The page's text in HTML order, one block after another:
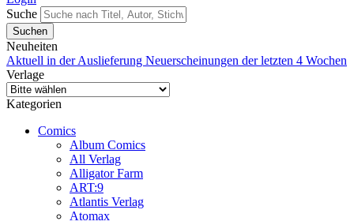
Suche
Neuheiten
Aktuell in der Auslieferung Neuerscheinungen der letzten 4 Wochen
Verlage
Kategorien
Comics
Album Comics
All Verlag
Alligator Farm
ART:9
Atlantis Verlag
Atomax